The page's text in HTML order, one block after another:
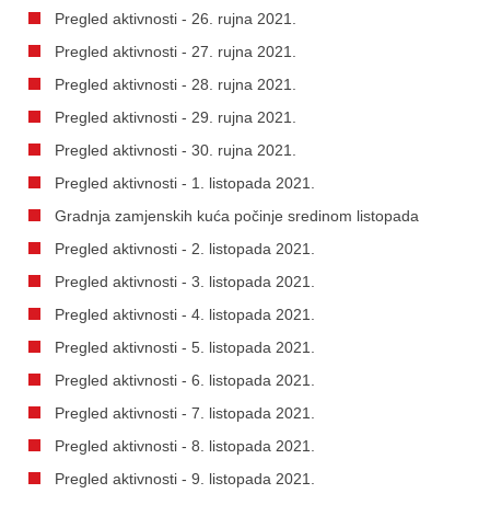
Pregled aktivnosti - 26. rujna 2021.
Pregled aktivnosti - 27. rujna 2021.
Pregled aktivnosti - 28. rujna 2021.
Pregled aktivnosti - 29. rujna 2021.
Pregled aktivnosti - 30. rujna 2021.
Pregled aktivnosti - 1. listopada 2021.
Gradnja zamjenskih kuća počinje sredinom listopada
Pregled aktivnosti - 2. listopada 2021.
Pregled aktivnosti - 3. listopada 2021.
Pregled aktivnosti - 4. listopada 2021.
Pregled aktivnosti - 5. listopada 2021.
Pregled aktivnosti - 6. listopada 2021.
Pregled aktivnosti - 7. listopada 2021.
Pregled aktivnosti - 8. listopada 2021.
Pregled aktivnosti - 9. listopada 2021.